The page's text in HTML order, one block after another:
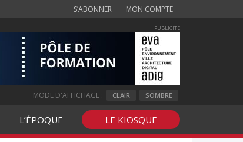
S’ABONNER MON COMPTE
PUBLICITE
MODE D'AFFICHAGE : CLAIR SOMBRE
L’ÉPOQUE LE KIOSQUE